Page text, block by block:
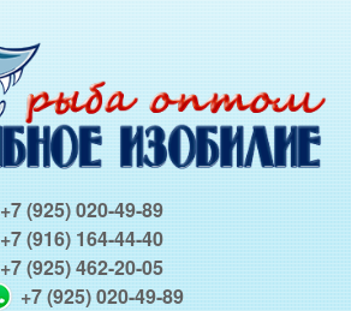
+7 (925) 020-49-89
+7 (916) 164-44-40
+7 (925) 462-20-05
+7 (925) 020-49-89